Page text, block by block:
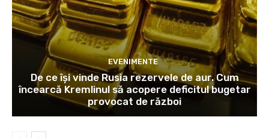
EVENIMENTE
De ce își vinde Rusia rezervele de aur. Cum
încearcă Kremlinul să acopere deficitul bugetar
provocat de război